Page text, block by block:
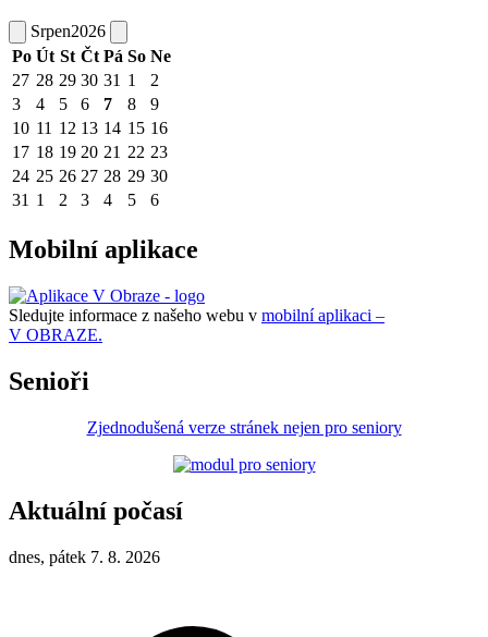
Srpen2026
Po Út St Čt Pá So Ne
27 28 29 30 31 1
2
3
4 5 6 7 8
9
10 11 12 13 14 15 16
17 18 19 20 21 22 23
24 25 26 27 28 29 30
31 1 2 3 4 5 6
Mobilní aplikace
Sledujte informace z našeho webu v mobilní aplikaci –
V OBRAZE.
Senioři
Zjednodušená verze stránek nejen pro seniory
Aktuální počasí
dnes, pátek 7. 8. 2026